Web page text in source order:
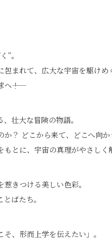
”。
まれて、広大な宇宙を駆けめ
――！
壮大な冒険の物語。
？ どこから来て、どこへ向か
とに、宇宙の真理がやさしく
きつける美しい色彩。
ばたち。
そ、形而上学を伝えたい」。